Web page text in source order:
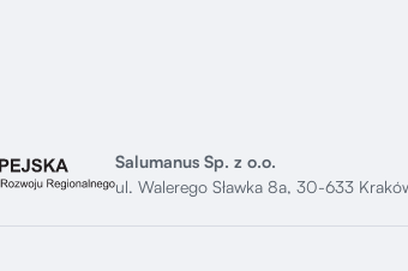
Salumanus Sp. z o.o.
ul. Walerego Sławka 8a, 30-633